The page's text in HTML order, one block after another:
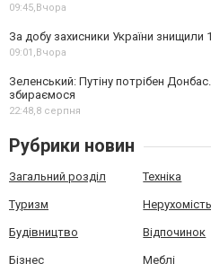
09:45,Вчора
За добу захисники України знищили
09:01,Вчора
Зеленський: Путіну потрібен
збираємося
22:48,8 серпня
Рубрики новин
Загальний розділ Техніка
Туризм Нерухомість
Будівництво Відпочинок
Бізнес Меблі